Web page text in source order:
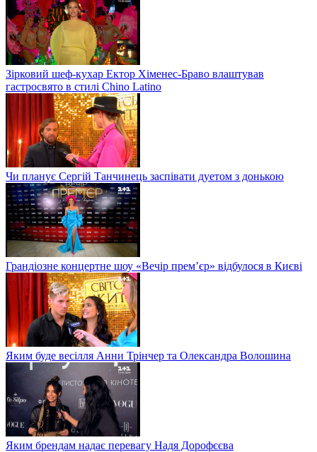
Зірковий шеф-кухар Ектор Хіменес-Браво влаштував
гастросвято в стилі Chino Latino
Чи планує Сергій Танчинець заспівати дуетом з донькою
Грандіозне концертне шоу «Вечір прем’єр» відбулося в Києві
Яким буде весілля Анни Трінчер та Олександра Волошина
Яким брендам надає перевагу Надя Дорофєєва